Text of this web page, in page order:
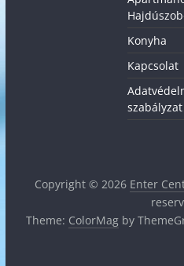
Konyha
Kapcsolat
szabályzat
Copyright © 2026 Enter
Theme: ColorMagby